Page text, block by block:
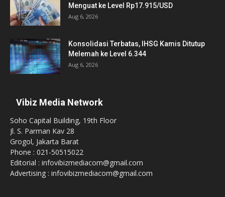
Menguat ke Level Rp17.915/USD
Aug 6, 2026
Konsolidasi Terbatas, IHSG Kamis Ditutup
Melemah ke Level 6.344
Aug 6, 2026
Vibiz Media Network
Soho Capital Building, 19th Floor
Jl. S. Parman Kav 28
Grogol, Jakarta Barat
Phone : 021-50515022
Editorial : infovibizmediacom@gmail.com
Advertising : infovibizmediacom@gmail.com